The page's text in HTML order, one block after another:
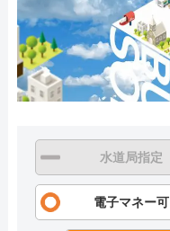
水道局指定
電子マネー可